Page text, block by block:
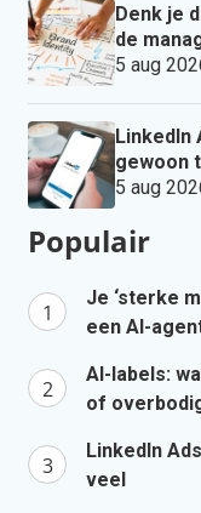
Denk je
de
5 aug
LinkedIn
gewoon
5 aug
Populair
Je ‘sterke
een AI-
AI-labels:
of
LinkedIn
veel